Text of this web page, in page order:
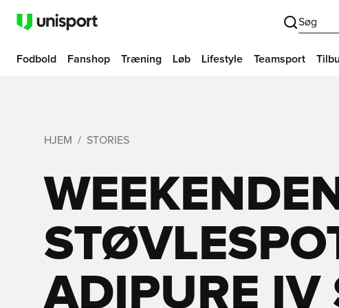
Søg
Fodbold Fanshop Træning Løb Lifestyle Teamsport
HJEM STORIES
ADIPURE IV